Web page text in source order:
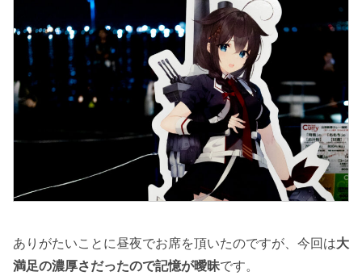
ありがたいことに昼夜でお席を頂いたのですが、今回は大
満足の濃厚さだったので記憶が曖昧です。